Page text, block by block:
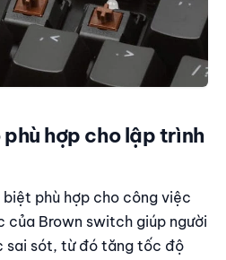
hợp cho lập trình
phù hợp cho công việc
của Brown switch giúp người
sai sót, từ đó tăng tốc độ